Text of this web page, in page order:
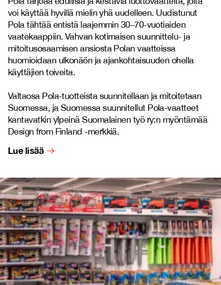
voi käyttää hyvillä mielin yhä uudelleen. Uudistunut
Pola tähtää entistä laajemmin 30–70-vuotiaiden
vaatekaappiin. Vahvan kotimaisen suunnittelu- ja
mitoitusosaamisen ansiosta Polan vaatteissa
huomioidaan ulkonäön ja ajankohtaisuuden ohella
käyttäjien toiveita.
Valtaosa Pola-tuotteista suunnitellaan ja mitoitetaan
Suomessa, ja Suomessa suunnitellut Pola-vaatteet
kantavatkin ylpeinä Suomalainen työ ry:n myöntämää
Design from Finland -merkkiä.
Lue lisää